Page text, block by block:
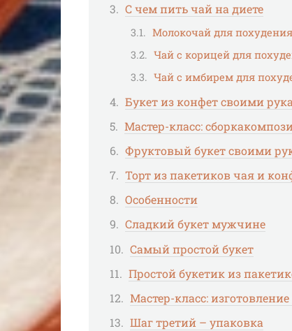
С чем пить чай на диете
Молокочай для похудения
Чай с корицей для
Чай с имбирем для
Букет из конфет своими
Мастер-класс:
Фруктовый букет своими
Торт из пакетиков чая и
Особенности
Сладкий букет мужчине
Самый простой букет
Простой букетик из
Мастер-класс:
Шаг третий – упаковка